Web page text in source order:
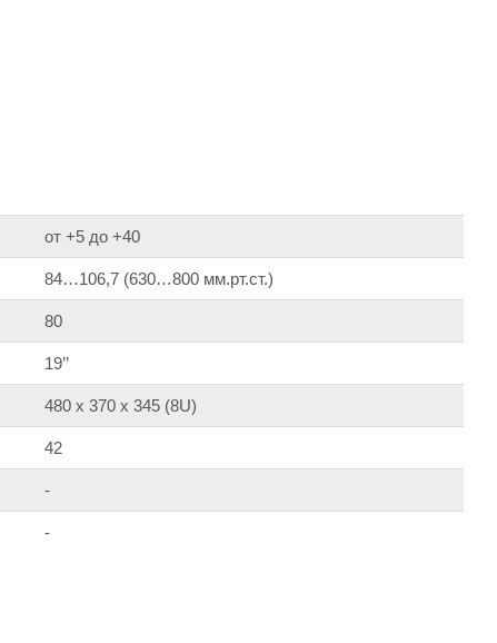
от +5 до +40
84…106,7 (630…800 мм.рт.ст.)
80
19’’
480 х 370 х 345 (8U)
42
-
-